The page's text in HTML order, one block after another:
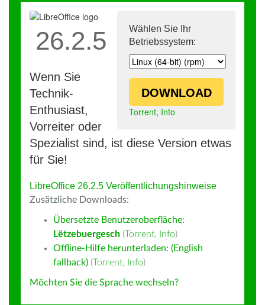
Wählen Sie Ihr
Betriebssystem:
DOWNLOAD
Torrent, Info
26.2.5
Wenn Sie
Technik-
Enthusiast,
Vorreiter oder
Spezialist sind, ist diese Version etwas
für Sie!
LibreOffice 26.2.5 Veröffentlichungshinweise
Zusätzliche Downloads:
Übersetzte Benutzeroberfläche:
Lëtzebuergesch (Torrent, Info)
Offline-Hilfe herunterladen: (English
fallback) (Torrent, Info)
Möchten Sie die Sprache wechseln?